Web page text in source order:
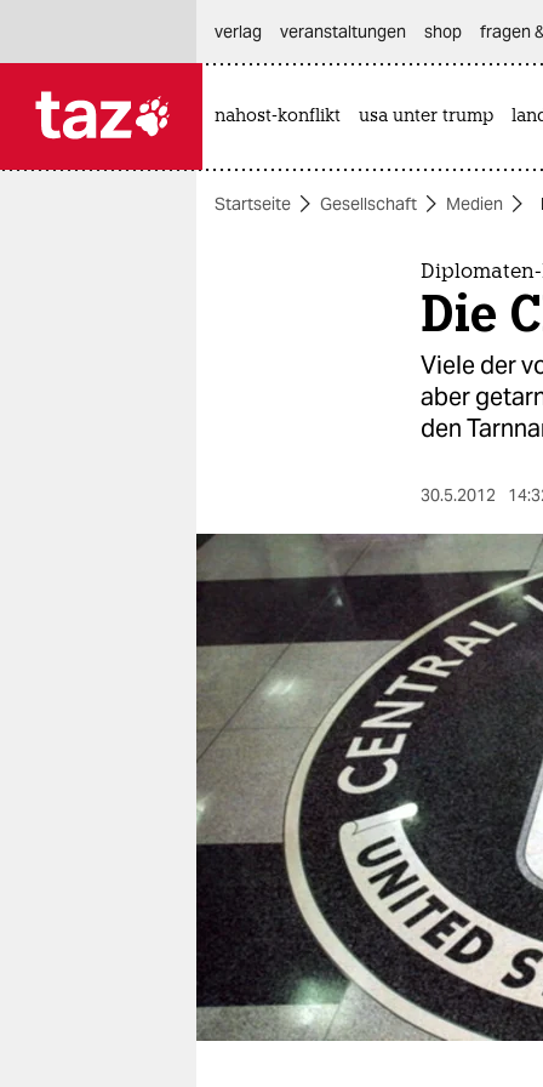
themen
berlin
wahrheit
verlag
veranstaltungen
shop
fragen & hilfe
unterstützen
abo
genossenschaft
verlag
veranstaltungen shop fragen
nahost-konflikt usa unter trump
Startseite Gesellschaft Medien
Die
Viele der
aber
den
30.5.2012